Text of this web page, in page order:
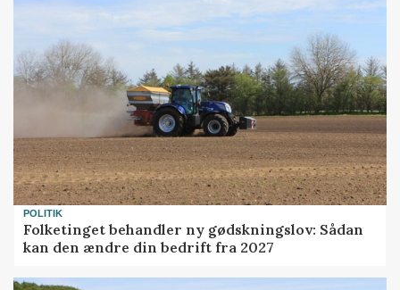
POLITIK
Folketinget behandler ny gødskningslov: Sådan
kan den ændre din bedrift fra 2027